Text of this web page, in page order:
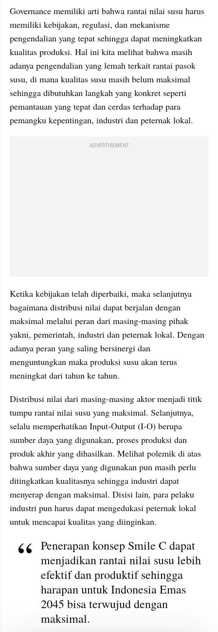
Governance memiliki arti bahwa rantai nilai susu harus
memiliki kebijakan, regulasi, dan mekanisme
pengendalian yang tepat sehingga dapat meningkatkan
kualitas produksi. Hal ini kita melihat bahwa masih
adanya pengendalian yang lemah terkait rantai pasok
susu, di mana kualitas susu masih belum maksimal
sehingga dibutuhkan langkah yang konkret seperti
pemantauan yang tepat dan cerdas terhadap para
pemangku kepentingan, industri dan peternak lokal.
ADVERTISEMENT
Ketika kebijakan telah diperbaiki, maka selanjutnya
bagaimana distribusi nilai dapat berjalan dengan
maksimal melalui peran dari masing-masing pihak
yakni, pemerintah, industri dan peternak lokal. Dengan
adanya peran yang saling bersinergi dan
menguntungkan maka produksi susu akan terus
meningkat dari tahun ke tahun.
Distribusi nilai dari masing-masing aktor menjadi titik
tumpu rantai nilai susu yang maksimal. Selanjutnya,
selalu memperhatikan Input-Output (I-O) berupa
sumber daya yang digunakan, proses produksi dan
produk akhir yang dihasilkan. Melihat polemik di atas
bahwa sumber daya yang digunakan pun masih perlu
ditingkatkan kualitasnya sehingga industri dapat
menyerap dengan maksimal. Disisi lain, para pelaku
industri pun harus dapat mengedukasi peternak lokal
untuk mencapai kualitas yang diinginkan.
Penerapan konsep Smile C dapat
menjadikan rantai nilai susu lebih
efektif dan produktif sehingga
harapan untuk Indonesia Emas
2045 bisa terwujud dengan
maksimal.